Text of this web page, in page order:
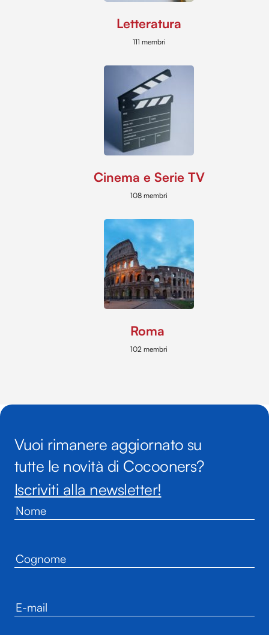
Letteratura
111 membri
Cinema e Serie TV
108 membri
Roma
102 membri
Vuoi rimanere aggiornato su
tutte le novità di Cocooners?
Iscriviti alla newsletter!